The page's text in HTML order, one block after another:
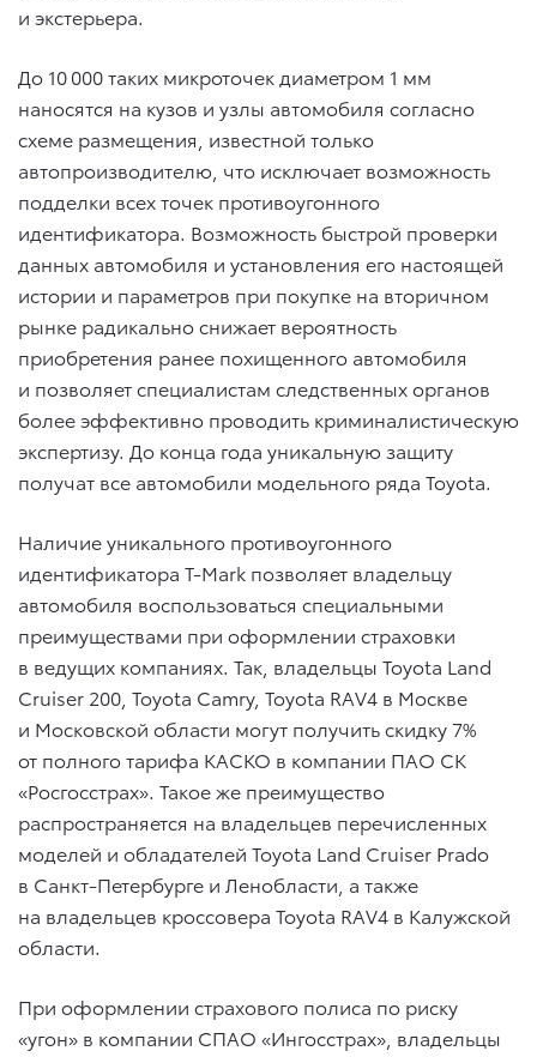
и экстерьера.
До 10 000 таких микроточек диаметром 1 мм
наносятся на кузов и узлы автомобиля согласно
схеме размещения, известной только
автопроизводителю, что исключает возможность
подделки всех точек противоугонного
идентификатора. Возможность быстрой проверки
данных автомобиля и установления его настоящей
истории и параметров при покупке на вторичном
рынке радикально снижает вероятность
приобретения ранее похищенного автомобиля
и позволяет специалистам следственных органов
более эффективно проводить криминалистическую
экспертизу. До конца года уникальную защиту
получат все автомобили модельного ряда Toyota.
Наличие уникального противоугонного
идентификатора T-Mark позволяет владельцу
автомобиля воспользоваться специальными
преимуществами при оформлении страховки
в ведущих компаниях. Так, владельцы Toyota Land
Cruiser 200, Toyota Camry, Toyota RAV4 в Москве
и Московской области могут получить скидку 7%
от полного тарифа КАСКО в компании ПАО СК
«Росгосстрах». Такое же преимущество
распространяется на владельцев перечисленных
моделей и обладателей Toyota Land Cruiser Prado
в Санкт-Петербурге и Ленобласти, а также
на владельцев кроссовера Toyota RAV4 в Калужской
области.
При оформлении страхового полиса по риску
«угон» в компании СПАО «Ингосстрах», владельцы